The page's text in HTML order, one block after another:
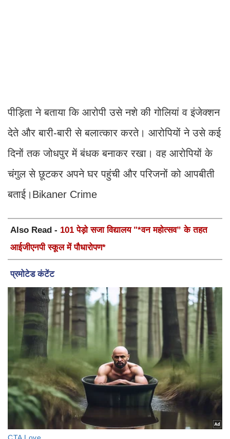
पीड़िता ने बताया कि आरोपी उसे नशे की गोलियां व इंजेक्शन
देते और बारी-बारी से बलात्कार करते। आरोपियों ने उसे कई
दिनों तक जोधपुर में बंधक बनाकर रखा। वह आरोपियों के
चंगुल से छूटकर अपने घर पहुंची और परिजनों को आपबीती
बताई।Bikaner Crime
Also Read - 101 पेड़ो सजा विद्यालय "*वन महोत्सव” के तहत
आईजीएनपी स्कूल में पौधारोपण*